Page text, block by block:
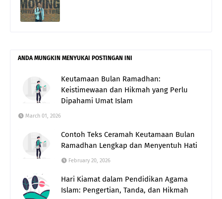
ANDA MUNGKIN MENYUKAI POSTINGAN INI
Keutamaan Bulan Ramadhan:
Keistimewaan dan Hikmah yang Perlu
Dipahami Umat Islam
March 01, 2026
Contoh Teks Ceramah Keutamaan Bulan
Ramadhan Lengkap dan Menyentuh Hati
February 20, 2026
Hari Kiamat dalam Pendidikan Agama
Islam: Pengertian, Tanda, dan Hikmah